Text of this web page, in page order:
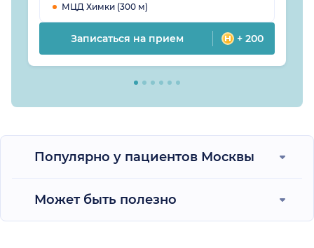
МЦД Химки (300 м)
Записаться на прием + 200
Популярно у пациентов Москвы
Может быть полезно